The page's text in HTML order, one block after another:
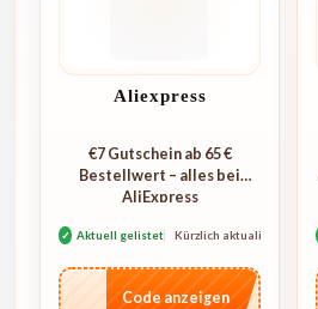
Aliexpress
€7 Gutschein ab 65 €
Bestellwert – alles bei
AliExpress
✓ Aktuell gelistet Kürzlich aktualisiert
…E07
Code anzeigen